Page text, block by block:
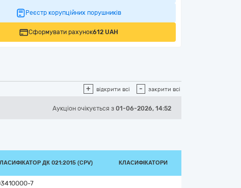
Реєстр корупційних порушників
Сформувати рахунок612 UAH
+ відкрити всі - закрити всі
Аукціон очікується з 01-06-2026, 14:52
ДК 021:2015 (CPV) КЛАСИФІКАТОРИ
7